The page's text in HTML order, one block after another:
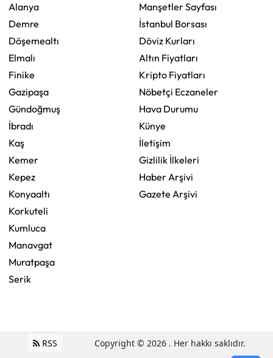
Alanya
Demre
Döşemealtı
Elmalı
Finike
Gazipaşa
Gündoğmuş
İbradı
Kaş
Kemer
Kepez
Konyaaltı
Korkuteli
Kumluca
Manavgat
Muratpaşa
Serik
Manşetler Sayfası
İstanbul Borsası
Döviz Kurları
Altın Fiyatları
Kripto Fiyatları
Nöbetçi Eczaneler
Hava Durumu
Künye
İletişim
Gizlilik İlkeleri
Haber Arşivi
Gazete Arşivi
RSS Copyright © 2026 . Her hakkı saklıdır.